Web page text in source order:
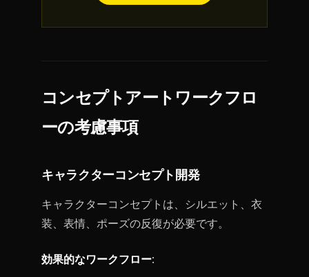
コンセプトアートワークフロ
ーの考慮事項
キャラクターコンセプト開発
キャラクターコンセプトは、シルエット、衣
装、表情、ポーズの反復が必要です。
効果的なワークフロー: